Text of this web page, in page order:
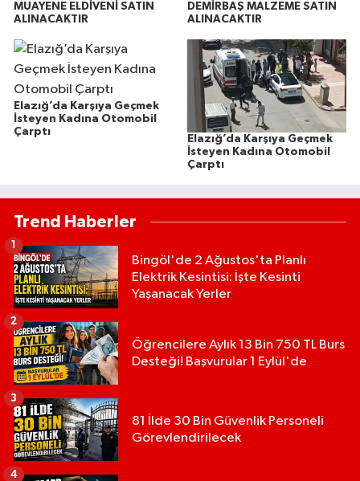
MUAYENE ELDİVENİ SATIN
ALINACAKTIR
DEMİRBAŞ MALZEME SATIN
ALINACAKTIR
Elazığ’da Karşıya Geçmek
İsteyen Kadına Otomobil
Çarptı
Elazığ’da Karşıya Geçmek
İsteyen Kadına Otomobil
Çarptı
Trend Haberler
Bingöl'de 2 Ağustos'ta Planlı
Elektrik Kesintisi: İşte Kesinti
Yaşanacak Yerler
Öğrencilere Aylık 13 Bin 750 TL Burs
Desteği! Başvurular 1 Eylül'de
2
81 İlde 30 Bin Güvenlik Personeli
Görevlendirilecek
3
4